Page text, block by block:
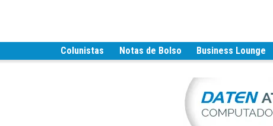
Colunistas Notas de Bolso Business Lounge